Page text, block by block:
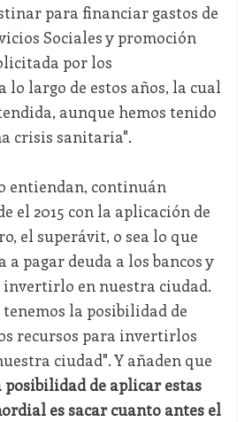
para financiar gastos de
Sociales y promoción
por los
largo de estos años, la cual
aunque hemos tenido
crisis sanitaria".
entiendan, continuán
el 2015 con la aplicación de
el superávit, o sea lo que
a pagar deuda a los bancos y
invertirlo en nuestra ciudad.
tenemos la posibilidad de
recursos para invertirlos
ciudad". Y añaden que
de aplicar estas
es sacar cuanto antes el